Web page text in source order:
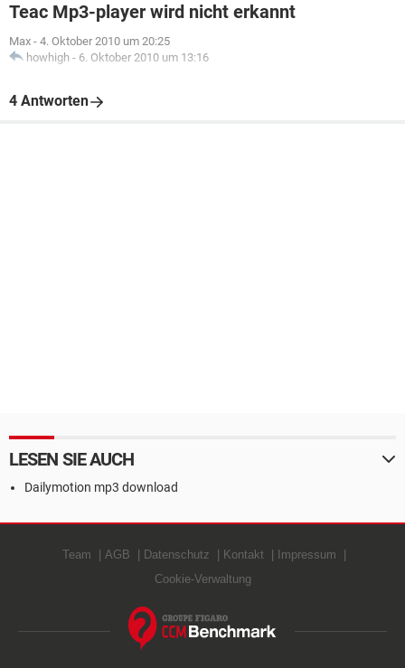
Teac Mp3-player wird nicht erkannt
Max - 4. Oktober 2010 um 20:25
howhigh - 6. Oktober 2010 um 13:16
4 Antworten
LESEN SIE AUCH
Dailymotion mp3 download
Team AGB Datenschutz Kontakt
Impressum
Cookie-Verwaltung